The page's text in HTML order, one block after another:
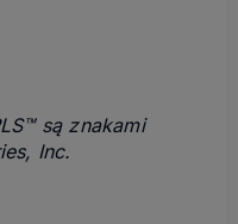
są znakami
Inc.